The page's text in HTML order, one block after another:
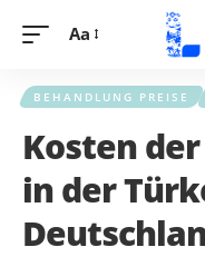
Aa
BEHANDLUNG PREISE
Kosten
in der